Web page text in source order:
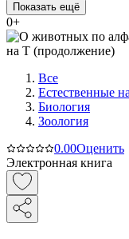
Показать ещё
0+
Все
Естественные
Биология
Зоология
0.00Оценить
Электронная книга